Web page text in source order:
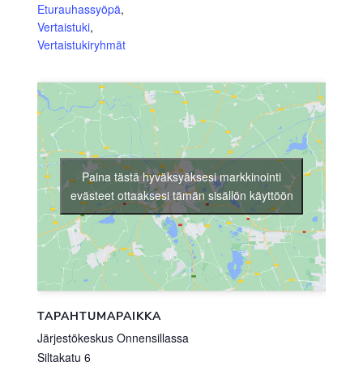
Eturauhassyöpä,
Vertaistuki,
Vertaistukiryhmät
TAPAHTUMAPAIKKA
Järjestökeskus Onnensillassa
Siltakatu 6
Paina tästä hyväksyäksesi markkinointi
evästeet ottaaksesi tämän sisällön käyttöön